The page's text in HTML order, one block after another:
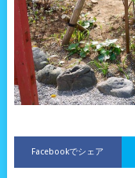
Facebookでシェア